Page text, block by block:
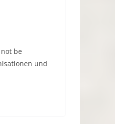
be
und